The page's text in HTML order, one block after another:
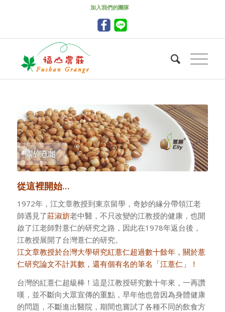
加入我們的團隊
從這裡開始…
1972年，江文章教授到東京留學，奇妙的緣分帶領江老
師遇見了莊淑旂老中醫，不只改變的江教授的健康，也開
啟了江老師對薏仁的研究之路，因此在1978年返台後，
江教授展開了台灣薏仁的研究。
江文章教授於台灣大學研究紅薏仁超過數十餘年，關於薏
仁研究論文不計其數，還有個有名的筆名「江薏仁」！
台灣的紅薏仁超級棒！這是江教授研究數十年來，一再讚
嘆，並不斷向大眾宣傳的重點，早年他也曾因為身體健康
的問題，不斷進出醫院，期間也嘗試了各種不同的飲食方